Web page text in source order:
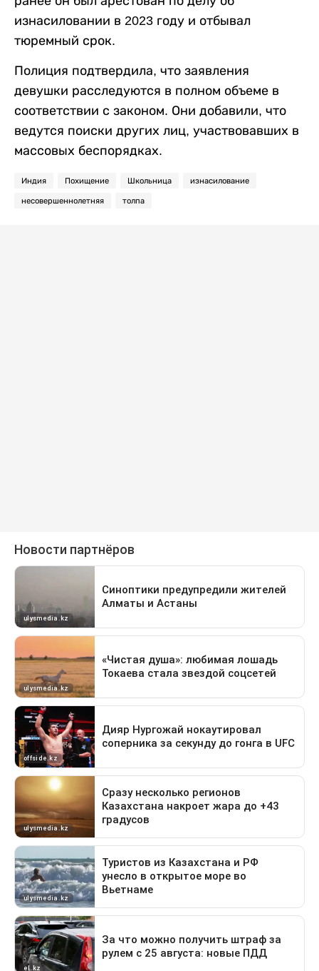
изнасиловании в 2023 году и отбывал
тюремный срок.
Полиция подтвердила, что заявления
девушки расследуются в полном объеме в
соответствии с законом. Они добавили, что
ведутся поиски других лиц, участвовавших в
массовых беспорядках.
Индия Похищение Школьница изнасилование
несовершеннолетняя толпа